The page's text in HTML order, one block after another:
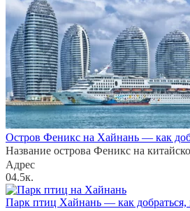
Остров Феникс на Хайнань — как
Название острова Феникс на
Адрес
04.5к.
Парк птиц Хайнань — как добраться,